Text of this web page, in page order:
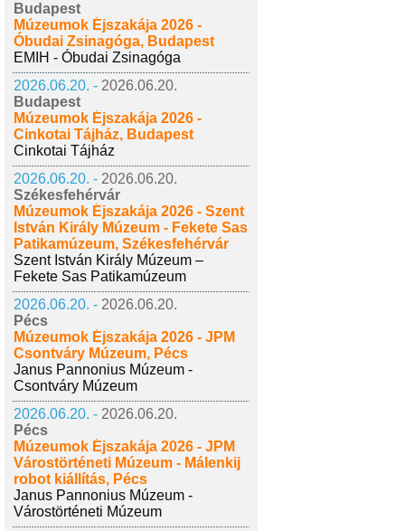
Budapest
Múzeumok Éjszakája 2026 -
Óbudai Zsinagóga, Budapest
EMIH - Óbudai Zsinagóga
2026.06.20. - 2026.06.20.
Budapest
Múzeumok Éjszakája 2026 -
Cinkotai Tájház, Budapest
Cinkotai Tájház
2026.06.20. - 2026.06.20.
Székesfehérvár
Múzeumok Éjszakája 2026 - Szent
István Király Múzeum - Fekete Sas
Patikamúzeum, Székesfehérvár
Szent István Király Múzeum –
Fekete Sas Patikamúzeum
2026.06.20. - 2026.06.20.
Pécs
Múzeumok Éjszakája 2026 - JPM
Csontváry Múzeum, Pécs
Janus Pannonius Múzeum -
Csontváry Múzeum
2026.06.20. - 2026.06.20.
Pécs
Múzeumok Éjszakája 2026 - JPM
Várostörténeti Múzeum - Málenkij
robot kiállítás, Pécs
Janus Pannonius Múzeum -
Várostörténeti Múzeum